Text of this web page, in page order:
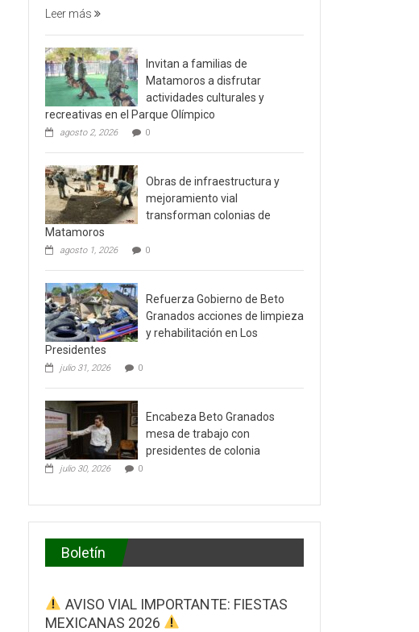
Leer más
Invitan a familias de
Matamoros a disfrutar
actividades culturales y
recreativas en el Parque Olímpico
agosto 2, 2026 0
Obras de infraestructura y
mejoramiento vial
transforman colonias de
Matamoros
agosto 1, 2026 0
Refuerza Gobierno de Beto
Granados acciones de limpieza
y rehabilitación en Los
Presidentes
julio 31, 2026 0
Encabeza Beto Granados
mesa de trabajo con
presidentes de colonia
julio 30, 2026 0
Boletín
AVISO VIAL IMPORTANTE: FIESTAS
MEXICANAS 2026